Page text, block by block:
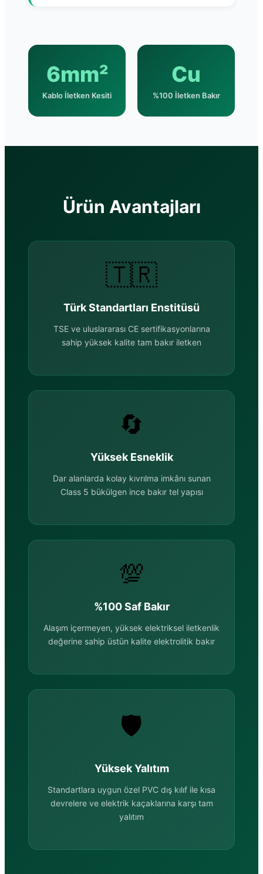
6mm²
Kablo İletken Kesiti
Cu
%100 İletken Bakır
Ürün Avantajları
🇹🇷
Türk Standartları Enstitüsü
TSE ve uluslararası CE sertifikasyonlarına
sahip yüksek kalite tam bakır iletken
🔄
Yüksek Esneklik
Dar alanlarda kolay kıvrılma imkânı sunan
Class 5 bükülgen ince bakır tel yapısı
💯
%100 Saf Bakır
Alaşım içermeyen, yüksek elektriksel iletkenlik
değerine sahip üstün kalite elektrolitik bakır
🛡️
Yüksek Yalıtım
Standartlara uygun özel PVC dış kılıf ile kısa
devrelere ve elektrik kaçaklarına karşı tam
yalıtım